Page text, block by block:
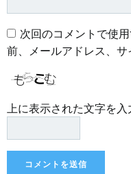
次回のコメントで使
前、メールアドレス、サ
上に表示された文字を入